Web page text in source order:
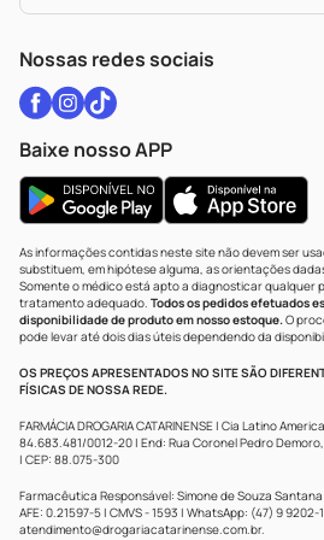
WhatsApp (47) 9202-1687
Nossas redes sociais
Baixe nosso APP
As informações contidas neste site não devem ser
substituem, em hipótese alguma, as orientações
Somente o médico está apto a diagnosticar qualquer
tratamento adequado. Todos os pedidos efetuados
disponibilidade de produto em nosso estoque.O
pode levar até dois dias úteis dependendo da
OS PREÇOS APRESENTADOS NO SITE SÃO
FÍSICAS DE NOSSA REDE.
FARMÁCIA DROGARIA CATARINENSE | Cia Latino
84.683.481/0012-20 | End: Rua Coronel Pedro
| CEP: 88.075-300
Farmacêutica Responsável: Simone de Souza Santana
AFE: 0.21597-5 | CMVS - 1593 | WhatsApp: (47) 9 9202-
atendimento@drogariacatarinense.com.br.